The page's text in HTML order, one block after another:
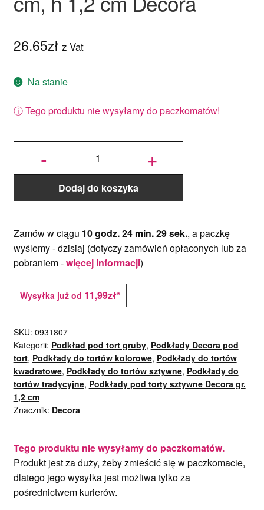
26.65zł z Vat
Na stanie
ⓘ Tego produktu nie wysyłamy do paczkomatów!
-
ilość
kwadratowy
40x40 cm,
h 1,2 cm
Decora
+
Dodaj do koszyka
Zamów w ciągu 10 godz. 24 min. 29 sek., a paczkę
wyślemy -dzisiaj (dotyczy zamówień opłaconych lub za
pobraniem -więcej informacji)
Wysyłka już od 11,99zł*
SKU: 0931807
Kategorii: Podkład pod tort gruby, Podkłady Decora pod
tort, Podkłady do tortów kolorowe, Podkłady do tortów
kwadratowe, Podkłady do tortów sztywne, Podkłady do
tortów tradycyjne, Podkłady pod torty sztywne Decora gr.
1,2 cm
Znacznik: Decora
Tego produktu nie wysyłamy do paczkomatów.
Produkt jest za duży, żeby zmieścić się w paczkomacie,
dlatego jego wysyłka jest możliwa tylko za
pośrednictwem kurierów.